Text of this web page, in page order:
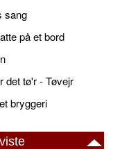
sang
på et bord
det tø'r - Tøvejr
bryggeri